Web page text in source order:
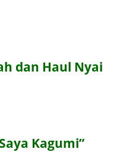
dan Haul Nyai
Kagumi”